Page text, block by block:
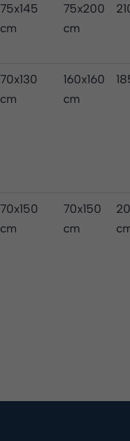
75x145
cm
75x200
cm
70x130
cm
160x160
cm
70x150
cm
70x150
cm